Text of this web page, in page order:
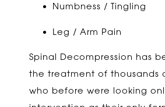
Numbness / Tingling
Leg / Arm Pain
Spinal Decompression has
the treatment of thousands
who before were looking